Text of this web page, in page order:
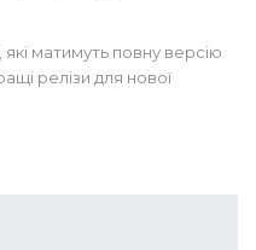
матимуть повну версію
релізи для нової